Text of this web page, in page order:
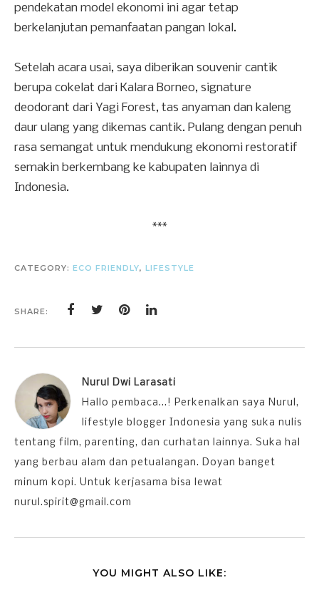
pendekatan model ekonomi ini agar tetap
berkelanjutan pemanfaatan pangan lokal.
Setelah acara usai, saya diberikan souvenir cantik
berupa cokelat dari Kalara Borneo, signature
deodorant dari Yagi Forest, tas anyaman dan kaleng
daur ulang yang dikemas cantik. Pulang dengan penuh
rasa semangat untuk mendukung ekonomi restoratif
semakin berkembang ke kabupaten lainnya di
Indonesia.
***
CATEGORY: ECO FRIENDLY, LIFESTYLE
SHARE:
Nurul Dwi Larasati
Hallo pembaca...! Perkenalkan saya Nurul,
lifestyle blogger Indonesia yang suka nulis
tentang film, parenting, dan curhatan lainnya. Suka hal
yang berbau alam dan petualangan. Doyan banget
minum kopi. Untuk kerjasama bisa lewat
nurul.spirit@gmail.com
YOU MIGHT ALSO LIKE: